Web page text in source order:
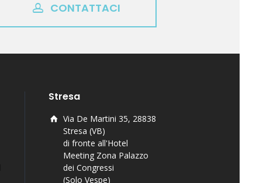
CONTATTACI
Stresa
Via De Martini 35, 28838
Stresa (VB)
di fronte all'Hotel
Meeting Zona Palazzo
dei Congressi
(Solo Vespe)